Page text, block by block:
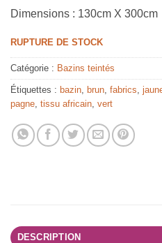
Dimensions : 130cm X 300cm
RUPTURE DE STOCK
Catégorie : Bazins teintés
Étiquettes : bazin brun fabrics
pagne tissu africain vert
DESCRIPTION